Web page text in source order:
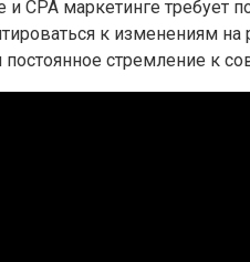
и CPA маркетинге
к изменениям
постоянное стремление к